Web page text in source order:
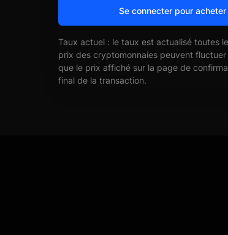
Se connecter pour acheter
Taux actuel : le taux est actualisé toutes
prix des cryptomonnaies peuvent
que le prix affiché sur la page de
final de la transaction.